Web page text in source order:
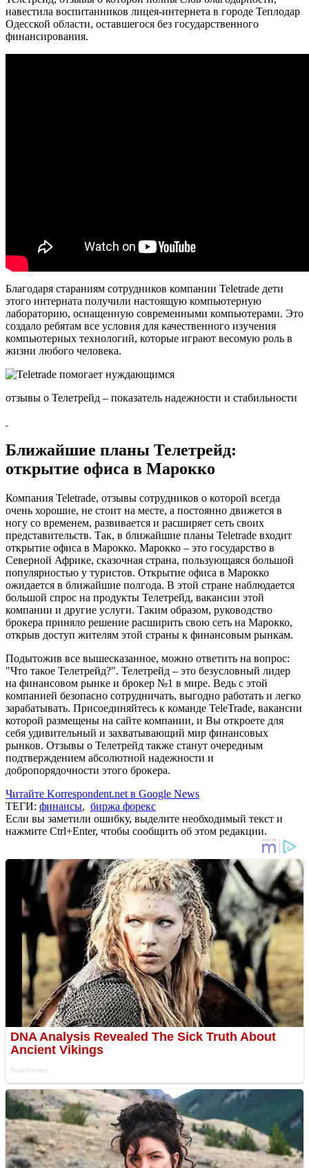
навестила воспитанников лицея-интернета в городе Теплодар
Одесской области, оставшегося без государственного
финансирования.
Благодаря стараниям сотрудников компании Teletrade дети
этого интерната получили настоящую компьютерную
лабораторию, оснащенную современными компьютерами. Это
создало ребятам все условия для качественного изучения
компьютерных технологий, которые играют весомую роль в
жизни любого человека.
отзывы о Телетрейд – показатель надежности и стабильности
Ближайшие планы Телетрейд:
открытие офиса в Марокко
Компания Teletrade, отзывы сотрудников о которой всегда
очень хорошие, не стоит на месте, а постоянно движется в
ногу со временем, развивается и расширяет сеть своих
представительств. Так, в ближайшие планы Teletrade входит
открытие офиса в Марокко. Марокко – это государство в
Северной Африке, сказочная страна, пользующаяся большой
популярностью у туристов. Открытие офиса в Марокко
ожидается в ближайшие полгода. В этой стране наблюдается
большой спрос на продукты Телетрейд, вакансии этой
компании и другие услуги. Таким образом, руководство
брокера приняло решение расширить свою сеть на Марокко,
открыв доступ жителям этой страны к финансовым рынкам.
Подытожив все вышесказанное, можно ответить на вопрос:
"Что такое Телетрейд?". Телетрейд – это безусловный лидер
на финансовом рынке и брокер №1 в мире. Ведь с этой
компанией безопасно сотрудничать, выгодно работать и легко
зарабатывать. Присоединяйтесь к команде TeleTrade, вакансии
которой размещены на сайте компании, и Вы откроете для
себя удивительный и захватывающий мир финансовых
рынков. Отзывы о Телетрейд также станут очередным
подтверждением абсолютной надежности и
добропорядочности этого брокера.
Читайте Korrespondent.net в Google News
ТЕГИ: финансы, биржа форекс
Если вы заметили ошибку, выделите необходимый текст и
нажмите Ctrl+Enter, чтобы сообщить об этом редакции.